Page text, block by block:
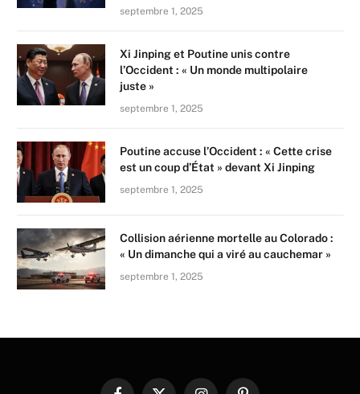
septembre 1, 2025
Xi Jinping et Poutine unis contre
l’Occident : « Un monde multipolaire
juste »
septembre 1, 2025
Poutine accuse l’Occident : « Cette crise
est un coup d’État » devant Xi Jinping
septembre 1, 2025
Collision aérienne mortelle au Colorado :
« Un dimanche qui a viré au cauchemar »
septembre 1, 2025